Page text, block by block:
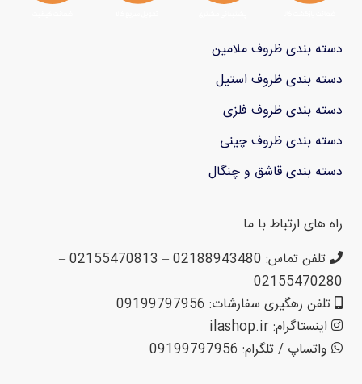
دسته بندی ظروف ملامین
دسته بندی ظروف استیل
دسته بندی ظروف فلزی
دسته بندی ظروف چینی
دسته بندی قاشق و چنگال
راه های ارتباط با ما
تلفن تماس: 02188943480 – 02155470813 –
02155470280
تلفن رهگیری سفارشات: 09199797956
اینستاگرام: ilashop.ir
واتساپ / تلگرام: 09199797956